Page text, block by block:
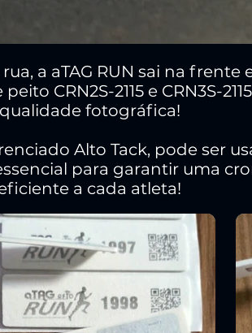
a aTAG RUN sai na frente
CRN2S-2115 e CRN3S-
qualidade fotográfica!
Alto Tack, pode ser
para garantir uma
a cada atleta!